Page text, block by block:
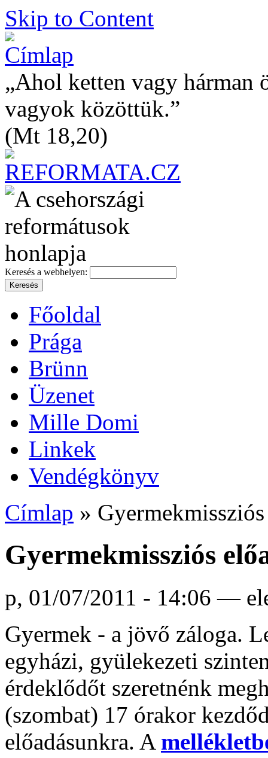
Skip to Content
„Ahol ketten vagy hárman
vagyok közöttük.”
(Mt 18,20)
Keresés a webhelyen:
Főoldal
Prága
Brünn
Üzenet
Mille Domi
Linkek
Vendégkönyv
Címlap »
Gyermekmissziós
p, 01/07/2011 - 14:06 —
Gyermek - a jövő záloga.
egyházi, gyülekezeti
érdeklődőt szeretnénk
(szombat) 17 órakor
előadásunkra. A